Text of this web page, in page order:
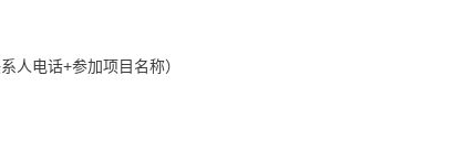
人电话+参加项目名称）